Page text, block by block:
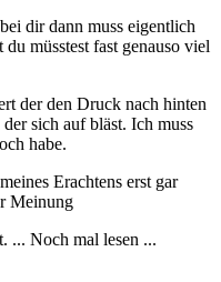
dir dann muss eigentlich
müsstest fast genauso viel
der den Druck nach hinten
sich auf bläst. Ich muss
habe.
Erachtens erst gar
Meinung
... Noch mal lesen ...